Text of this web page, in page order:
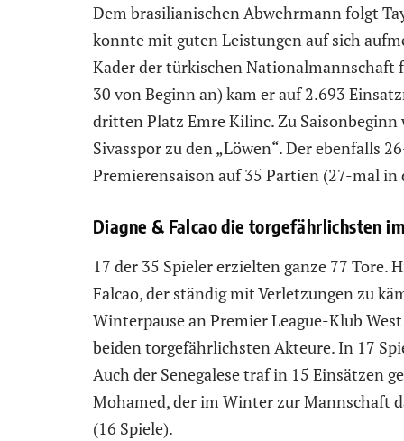
Dem brasilianischen Abwehrmann folgt
konnte mit guten Leistungen auf sich
Kader der türkischen Nationalmannschaft
30 von Beginn an) kam er auf 2.693
dritten Platz Emre Kilinc. Zu
Sivasspor zu den „Löwen“. Der ebenfalls
Premierensaison auf 35 Partien (27-mal
Diagne & Falcao die torgefährlichsten
17 der 35 Spieler erzielten ganze 77 Tore.
Falcao, der ständig mit Verletzungen zu
Winterpause an Premier League-Klub
beiden torgefährlichsten Akteure. In 17
Auch der Senegalese traf in 15 Einsätzen
Mohamed, der im Winter zur Mannschaft
(16 Spiele).